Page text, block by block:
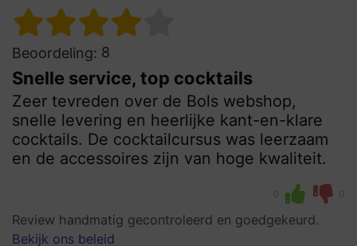
Beoordeling: 8
Snelle service, top cocktails
Zeer tevreden over de Bols webshop,
snelle levering en heerlijke kant-en-klare
cocktails. De cocktailcursus was leerzaam
en de accessoires zijn van hoge kwaliteit.
0 0
Review handmatig gecontroleerd en goedgekeurd.
Bekijk ons beleid